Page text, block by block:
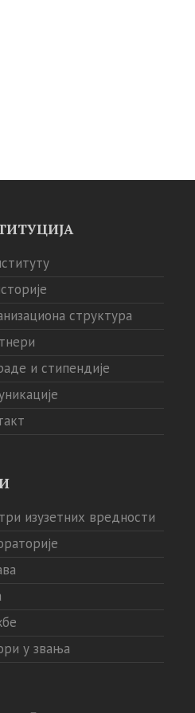
структура
и стипендије
изузетних вредности
у звања